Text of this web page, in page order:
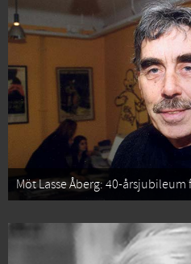
Möt Lasse Åberg: 40-årsjubileum